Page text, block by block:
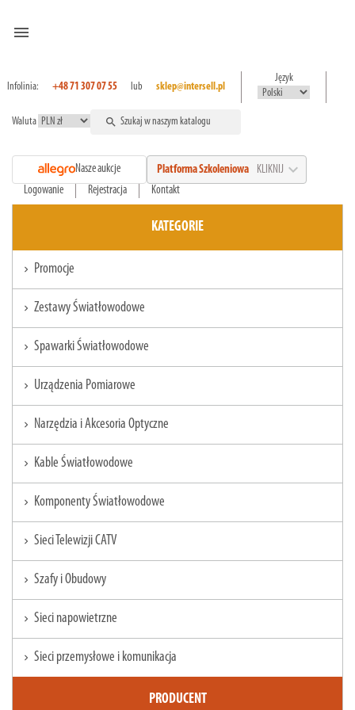
menu
Infolinia: +48 71 307 07 55 lub sklep@intersell.pl
Język
Waluta search
Nasze aukcje Platforma Szkoleniowa KLIKNIJ expand_more
Logowanie Rejestracja Kontakt
KATEGORIE
chevron_right Promocje
chevron_right Zestawy Światłowodowe
chevron_right Spawarki Światłowodowe
chevron_right Urządzenia Pomiarowe
chevron_right Narzędzia i Akcesoria Optyczne
chevron_right Kable Światłowodowe
chevron_right Komponenty Światłowodowe
chevron_right Sieci Telewizji CATV
chevron_right Szafy i Obudowy
chevron_right Sieci napowietrzne
chevron_right Sieci przemysłowe i komunikacja
PRODUCENT